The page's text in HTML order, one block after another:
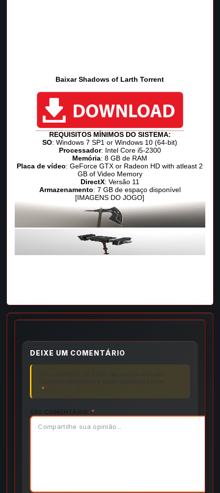
Baixar Shadows of Larth Torrent
REQUISITOS MÍNIMOS DO SISTEMA:
SO: Windows 7 SP1 or Windows 10 (64-bit)
Processador: Intel Core i5-2300
Memória: 8 GB de RAM
Placa de vídeo: GeForce GTX or Radeon HD with atleast 2
GB of Video Memory
DirectX: Versão 11
Armazenamento: 7 GB de espaço disponível
[IMAGENS DO JOGO]
DEIXE UM COMENTÁRIO
*
*